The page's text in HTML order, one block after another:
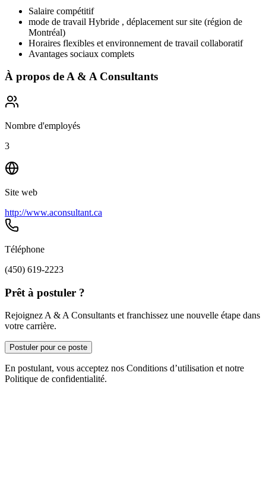
Salaire compétitif
mode de travail Hybride , déplacement sur site (région de
Montréal)
Horaires flexibles et environnement de travail collaboratif
Avantages sociaux complets
À propos deA & A Consultants
Nombre d'employés
3
Site web
http://www.aconsultant.ca
Téléphone
(450) 619-2223
Prêt à postuler ?
Rejoignez A & A Consultants et franchissez une nouvelle étape dans
votre carrière.
Postuler pour ce poste
En postulant, vous acceptez nos Conditions d’utilisation et notre
Politique de confidentialité.